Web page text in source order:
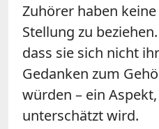
Zuhörer haben
Stellung zu
dass sie sich nicht
Gedanken zum
würden – ein
unterschätzt wird.